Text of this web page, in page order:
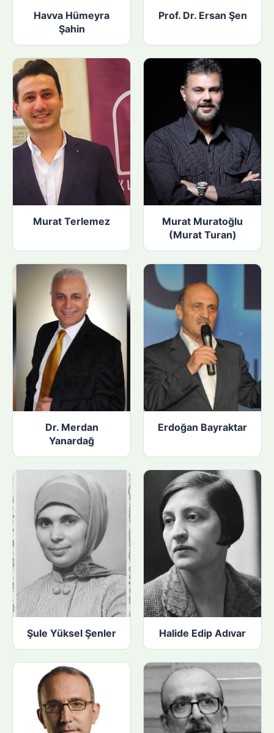
Havva Hümeyra
Şahin
Prof. Dr. Ersan Şen
Murat Terlemez
Murat Muratoğlu
(Murat Turan)
Dr. Merdan
Yanardağ
Erdoğan Bayraktar
Şule Yüksel Şenler Halide Edip Adıvar